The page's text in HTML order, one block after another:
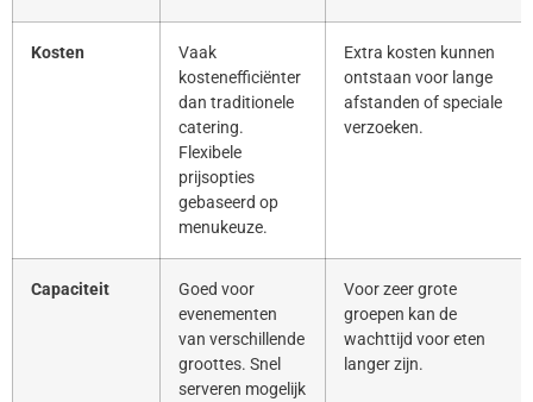
Kosten
Vaak
kostenefficiënter
dan traditionele
catering.
Flexibele
prijsopties
gebaseerd op
menukeuze.
Extra kosten kunnen
ontstaan voor lange
afstanden of speciale
verzoeken.
Capaciteit
Goed voor
evenementen
van verschillende
groottes. Snel
serveren mogelijk
Voor zeer grote
groepen kan de
wachttijd voor eten
langer zijn.